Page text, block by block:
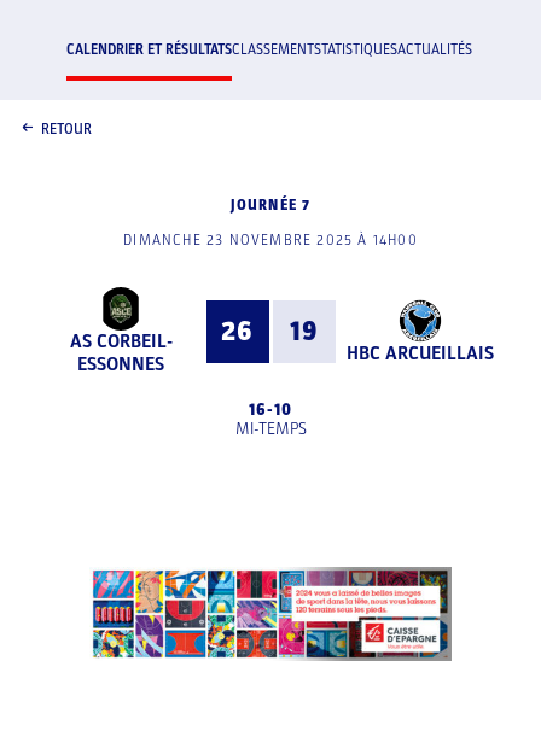
CALENDRIER ET RÉSULTATSCLASSEMENTSTATISTIQUESACTUALITÉS
RETOUR
JOURNÉE 7
DIMANCHE 23 NOVEMBRE 2025 À 14H00
AS CORBEIL-
ESSONNES
26 19
HBC ARCUEILLAIS
16-10
MI-TEMPS